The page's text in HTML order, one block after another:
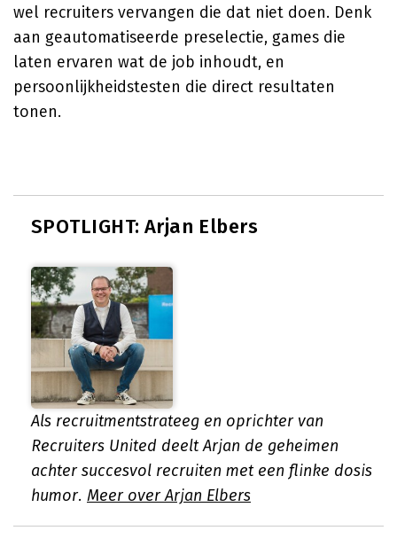
wel recruiters vervangen die dat niet doen. Denk
aan geautomatiseerde preselectie, games die
laten ervaren wat de job inhoudt, en
persoonlijkheidstesten die direct resultaten
tonen.
SPOTLIGHT: Arjan Elbers
Als recruitmentstrateeg en oprichter van
Recruiters United deelt Arjan de geheimen
achter succesvol recruiten met een flinke dosis
humor. Meer over Arjan Elbers